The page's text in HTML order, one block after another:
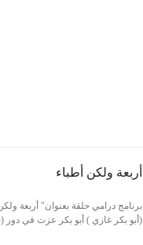
أربعة ولكن أطباء
برنامج درامي حلقة بعنوان" أربعة
(أبو بكر غازي ) أبو بكر عزت في دور